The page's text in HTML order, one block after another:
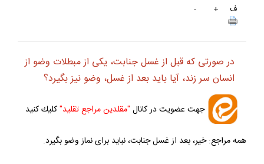
ف
+
-
در صورتى كه قبل از غسل جنابت، يكى از مبطلات وضو از
انسان سر زند، آيا بايد بعد از غسل، وضو نيز بگيرد؟
جهت عضويت در كانال "مقلدين مراجع تقليد"كليك كنيد
همه مراجع: خير، بعد از غسل جنابت، نبايد براى نماز وضو بگيرد.